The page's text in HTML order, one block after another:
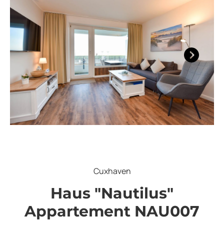
Next
Cuxhaven
Haus "Nautilus"
Appartement NAU007